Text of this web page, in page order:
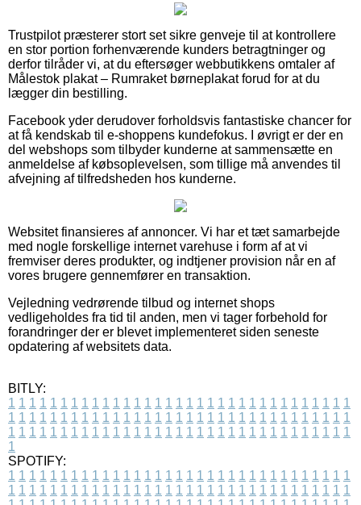
Trustpilot præsterer stort set sikre genveje til at kontrollere
en stor portion forhenværende kunders betragtninger og
derfor tilråder vi, at du eftersøger webbutikkens omtaler af
Målestok plakat – Rumraket børneplakat forud for at du
lægger din bestilling.
Facebook yder derudover forholdsvis fantastiske chancer for
at få kendskab til e-shoppens kundefokus. I øvrigt er der en
del webshops som tilbyder kunderne at sammensætte en
anmeldelse af købsoplevelsen, som tillige må anvendes til
afvejning af tilfredsheden hos kunderne.
Websitet finansieres af annoncer. Vi har et tæt samarbejde
med nogle forskellige internet varehuse i form af at vi
fremviser deres produkter, og indtjener provision når en af
vores brugere gennemfører en transaktion.
Vejledning vedrørende tilbud og internet shops
vedligeholdes fra tid til anden, men vi tager forbehold for
forandringer der er blevet implementeret siden seneste
opdatering af websitets data.
BITLY:
1 1 1 1 1 1 1 1 1 1 1 1 1 1 1 1 1 1 1 1 1 1 1 1 1 1 1 1 1 1 1 1 1
1 1 1 1 1 1 1 1 1 1 1 1 1 1 1 1 1 1 1 1 1 1 1 1 1 1 1 1 1 1 1 1 1
1 1 1 1 1 1 1 1 1 1 1 1 1 1 1 1 1 1 1 1 1 1 1 1 1 1 1 1 1 1 1 1 1
1
SPOTIFY:
1 1 1 1 1 1 1 1 1 1 1 1 1 1 1 1 1 1 1 1 1 1 1 1 1 1 1 1 1 1 1 1 1
1 1 1 1 1 1 1 1 1 1 1 1 1 1 1 1 1 1 1 1 1 1 1 1 1 1 1 1 1 1 1 1 1